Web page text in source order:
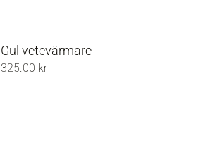
Gul vetevärmare
325.00 kr